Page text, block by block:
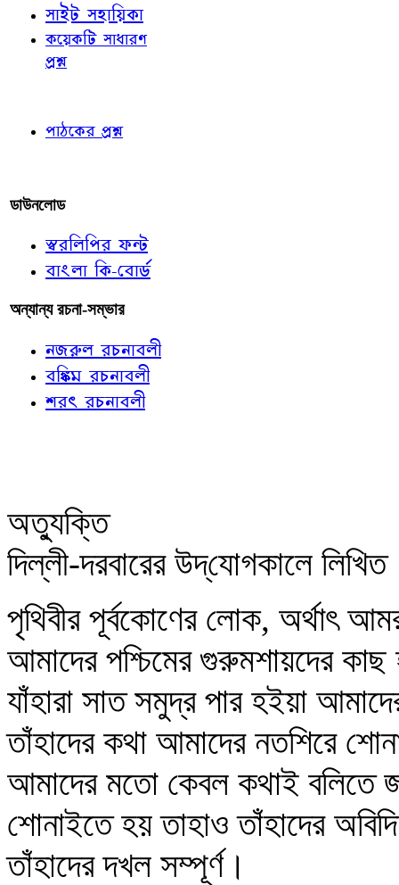
সাইট সহায়িকা
কয়েকটি সাধারণ
প্রশ্ন
পাঠকের প্রশ্ন
ডাউনলোড
স্বরলিপির ফন্ট
বাংলা কি-বোর্ড
অন্যান্য রচনা-সম্ভার
নজরুল রচনাবলী
বঙ্কিম রচনাবলী
শরৎ রচনাবলী
অত্যুক্তি
দিল্লী-দরবারের উদ্‌যোগকালে লিখিত
পৃথিবীর পূর্বকোণের লোক, অর্থাৎ
আমাদের পশ্চিমের গুরুমশায়দের
যাঁহারা সাত সমুদ্র পার হইয়া
তাঁহাদের কথা আমাদের নতশিরে
আমাদের মতো কেবল কথাই বলিতে
শোনাইতে হয় তাহাও তাঁহাদের
তাঁহাদের দখল সম্পূর্ণ।